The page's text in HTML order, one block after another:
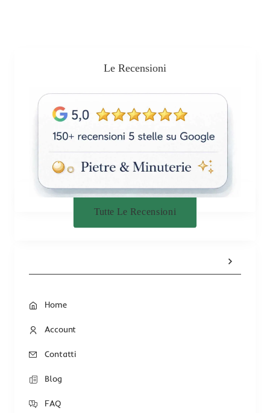
Le Recensioni
Tutte Le Recensioni
Home
Account
Contatti
Blog
FAQ